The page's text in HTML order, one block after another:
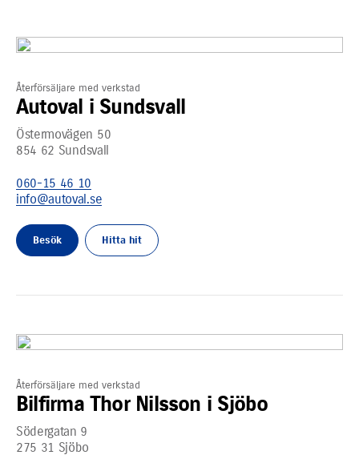
Återförsäljare med verkstad
Autoval i Sundsvall
Östermovägen 50
854 62 Sundsvall
060-15 46 10
info@autoval.se
Besök Hitta hit
Återförsäljare med verkstad
Bilfirma Thor Nilsson i Sjöbo
Södergatan 9
275 31 Sjöbo